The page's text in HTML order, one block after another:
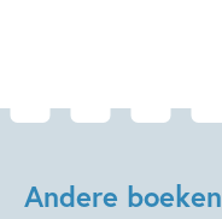
Andere